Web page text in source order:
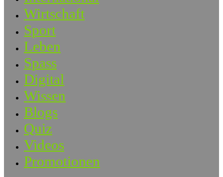
Wirtschaft
Sport
Leben
Spass
Digital
Wissen
Blogs
Quiz
Videos
Promotionen